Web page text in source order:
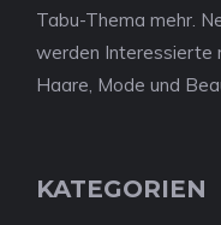
Tabu-Thema mehr.
werden Interessierte
Haare, Mode und
KATEGORIEN